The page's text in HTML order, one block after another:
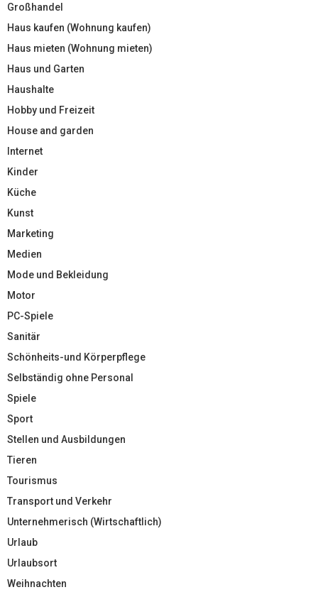
Großhandel
Haus kaufen (Wohnung kaufen)
Haus mieten (Wohnung mieten)
Haus und Garten
Haushalte
Hobby und Freizeit
House and garden
Internet
Kinder
Küche
Kunst
Marketing
Medien
Mode und Bekleidung
Motor
PC-Spiele
Sanitär
Schönheits-und Körperpflege
Selbständig ohne Personal
Spiele
Sport
Stellen und Ausbildungen
Tieren
Tourismus
Transport und Verkehr
Unternehmerisch (Wirtschaftlich)
Urlaub
Urlaubsort
Weihnachten